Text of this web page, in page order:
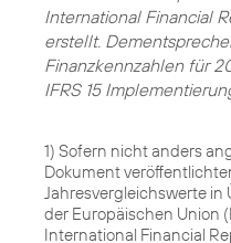
International Financial
erstellt.
Finanzkennzahlen für
IFRS 15
1) Sofern nicht anders
Dokument
Jahresvergleichswerte
der Europäischen Union
International Financial